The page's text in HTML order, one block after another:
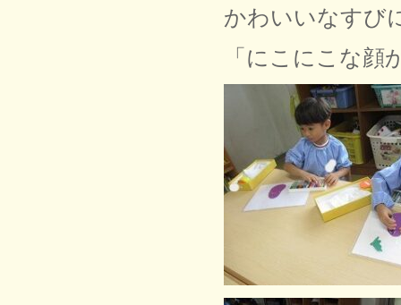
かわいいなすび
「にこにこな